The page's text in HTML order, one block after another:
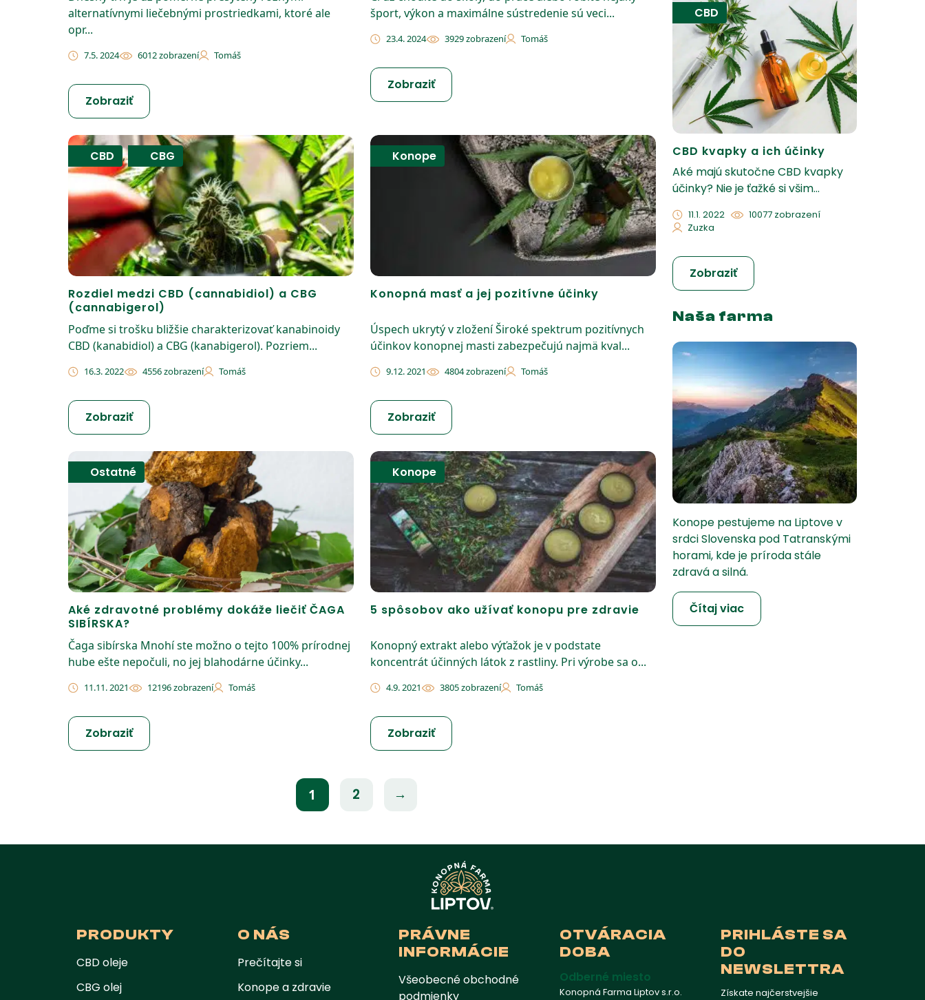
alternatívnymi liečebnými prostriedkami, ktoré ale
opr...
7.5. 2024 6012 zobrazení Tomáš
Zobraziť
šport, výkon a maximálne sústredenie sú veci...
23.4. 2024 3929 zobrazení Tomáš
Zobraziť
CBD , CBG
Rozdiel medzi CBD (cannabidiol) a CBG
(cannabigerol)
Poďme si trošku bližšie charakterizovať kanabinoidy
CBD (kanabidiol) a CBG (kanabigerol). Pozriem...
16.3. 2022 4556 zobrazení Tomáš
Zobraziť
Konope
Konopná masť a jej pozitívne účinky
Úspech ukrytý v zložení Široké spektrum pozitívnych
účinkov konopnej masti zabezpečujú najmä kval...
9.12. 2021 4804 zobrazení Tomáš
Zobraziť
Ostatné
Aké zdravotné problémy dokáže liečiť ČAGA
SIBÍRSKA?
Čaga sibírska Mnohí ste možno o tejto 100% prírodnej
hube ešte nepočuli, no jej blahodárne účinky...
11.11. 2021 12196 zobrazení Tomáš
Zobraziť
Konope
5 spôsobov ako užívať konopu pre zdravie
Konopný extrakt alebo výťažok je v podstate
koncentrát účinných látok z rastliny. Pri výrobe sa o...
4.9. 2021 3805 zobrazení Tomáš
Zobraziť
1 2 →
CBD
CBD kvapky a ich účinky
Aké majú skutočne CBD kvapky
účinky? Nie je ťažké si všim...
11.1. 2022
10077 zobrazení
Zuzka
Zobraziť
Naša farma
Konope pestujeme na Liptove v
srdci Slovenska pod Tatranskými
horami, kde je príroda stále
zdravá a silná.
Čítaj viac
PRODUKTY
CBD oleje
CBG olej
O NÁS
Prečítajte si
Konope a zdravie
PRÁVNE
INFORMÁCIE
Všeobecné obchodné
podmienky
OTVÁRACIA
DOBA
Odberné miesto
Konopná Farma Liptov s.r.o.
PRIHLÁSTE SA
DO
NEWSLETTRA
Získate najčerstvejšie